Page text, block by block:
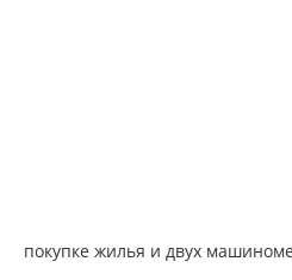
покупке жилья и двух